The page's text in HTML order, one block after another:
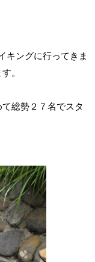
キングに行ってきま
。
総勢２７名でスタ